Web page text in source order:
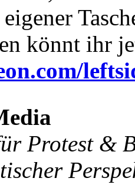
könnt ihr
Protest &